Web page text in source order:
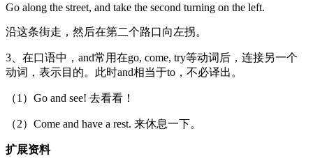
Go along the street, and take the second turning on the left.
沿这条街走，然后在第二个路口向左拐。
3、在口语中，and常用在go, come, try等动词后，连接另一个
动词，表示目的。此时and相当于to，不必译出。
（1）Go and see! 去看看！
（2）Come and have a rest. 来休息一下。
扩展资料